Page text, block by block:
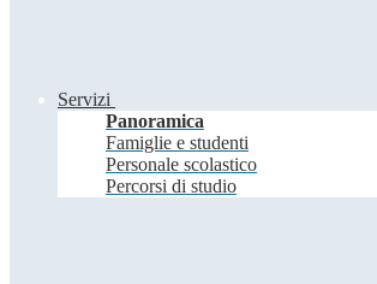
Servizi
Panoramica
Famiglie e studenti
Personale scolastico
Percorsi di studio